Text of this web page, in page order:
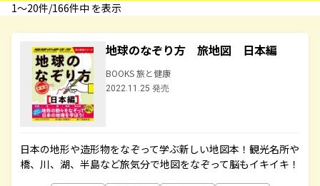
1〜20件/166件中 を表示
地球のなぞり方 旅地図 日本編
BOOKS 旅と健康
2022.11.25 発売
日本の地形や造形物をなぞって学ぶ新しい地図本！観光名所や
橋、川、湖、半島など旅気分で地図をなぞって脳もイキイキ！